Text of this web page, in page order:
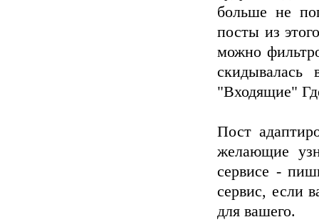
больше не
посты из
можно
"Входящие"
Пост
желающие
сервисе -
сервис, если
для вашего.